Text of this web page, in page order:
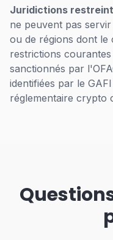
Juridictions
ne peuvent pas
ou de régions dont le
restrictions
sanctionnés par
identifiées par le
réglementaire crypto